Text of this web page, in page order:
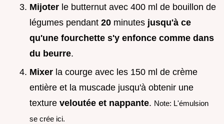
Mijoter le butternut avec 400 ml de bouillon de
légumes pendant 20 minutes jusqu'à ce
qu'une fourchette s'y enfonce comme dans
du beurre.
Mixer la courge avec les 150 ml de crème
entière et la muscade jusqu'à obtenir une
texture veloutée et nappante. Note: L'émulsion
se crée ici.